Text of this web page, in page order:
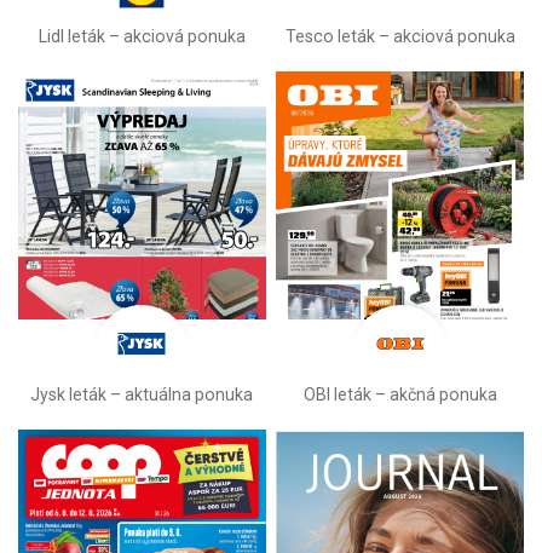
Lidl leták –⁠ akciová ponuka Tesco leták – akciová ponuka
Jysk leták – aktuálna ponuka OBI leták –⁠ akčná ponuka